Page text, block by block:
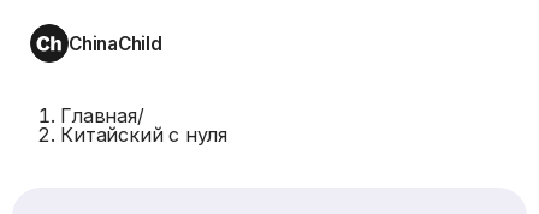
ChinaChild
Главная/
Китайский с нуля